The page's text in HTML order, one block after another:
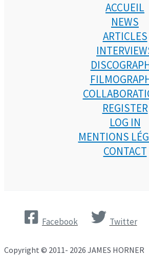
ACCUEIL
NEWS
ARTICLES
REGISTER
LOG IN
MENTIONS
CONTACT
Facebook Twitter
Copyright © 2011- 2026 JAMES HORNER